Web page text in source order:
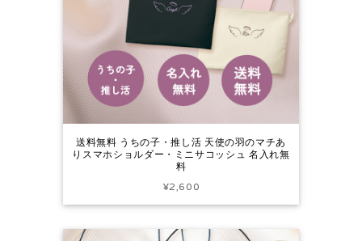
送料無料 うちの子・推し活 天使の羽のマチあ
りスマホショルダー・ミニサコッシュ 名入れ無
料
¥2,600